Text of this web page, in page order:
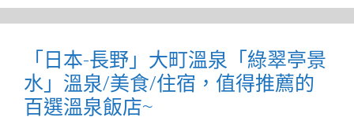
「日本-長野」大町溫泉「綠翠亭景
水」溫泉/美食/住宿，值得推薦的
百選溫泉飯店~